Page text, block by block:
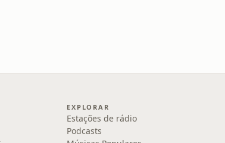
EXPLORAR
Estações de rádio
Podcasts